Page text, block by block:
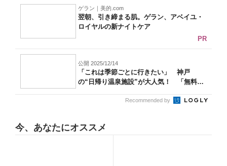
ゲラン｜美的.com
翌朝、引き締まる肌。ゲラン、アベイユ・
ロイヤルの新ナイトケア
PR
公開 2025/12/14
「これは季節ごとに行きたい」 神戸
の“日帰り温泉施設”が大人気！ 「無料送
Recommended by
今、あなたにオススメ